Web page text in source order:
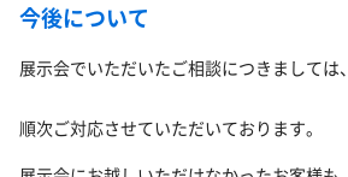
今後について
展示会でいただいたご相談につきましては、
順次ご対応させていただいております。